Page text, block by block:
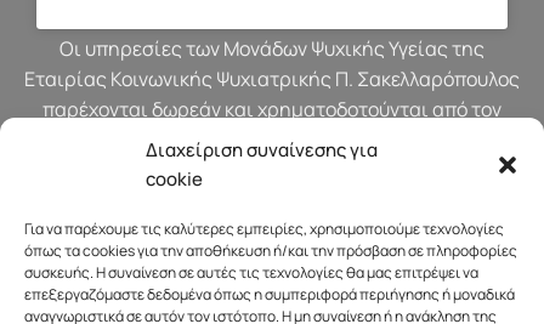
Διαχείριση συναίνεσης για
cookie
Για να παρέχουμε τις καλύτερες εμπειρίες, χρησιμοποιούμε τεχνολογίες
όπως τα cookies για την αποθήκευση ή/και την πρόσβαση σε πληροφορίες
συσκευής. Η συναίνεση σε αυτές τις τεχνολογίες θα μας επιτρέψει να
επεξεργαζόμαστε δεδομένα όπως η συμπεριφορά περιήγησης ή μοναδικά
αναγνωριστικά σε αυτόν τον ιστότοπο. Η μη συναίνεση ή η ανάκληση της
Οι υπηρεσίες των Μονάδων Ψυχικής Υγείας της
Εταιρίας Κοινωνικής Ψυχιατρικής Π. Σακελλαρόπουλος
παρέχονται δωρεάν και χρηματοδοτούνται από τον
προϋπολογισμό του Υπουργείου Υγείας.